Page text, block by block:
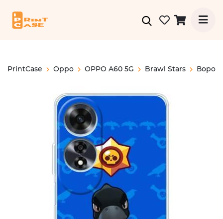
PrintCase Oppo OPPO A60 5G Brawl Stars Ворон